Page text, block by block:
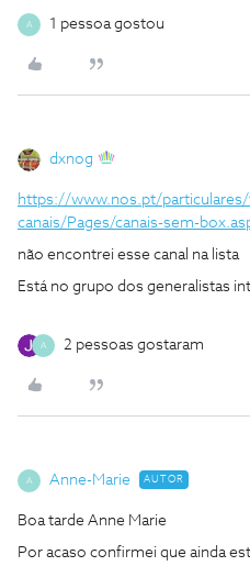
A 1 pessoa gostou
dxnog
https://www.nos.pt/
canais/Pages/canais-sem-
não encontrei esse canal na lista
Está no grupo dos generalistas
A 2 pessoas gostaram
A Anne-Marie AUTOR
Boa tarde Anne Marie
Por acaso confirmei que ainda